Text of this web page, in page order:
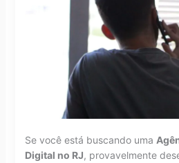
Se você está buscando uma
Digital no RJ, provavelmente